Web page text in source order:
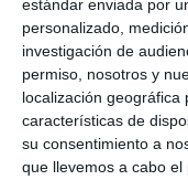
estándar enviada por
personalizado,
investigación de
permiso, nosotros y
localización geográfica
características de
su consentimiento a
que llevemos a cabo
de espera, fue un
que añadió que
para ampliar sus
móvil. Al respecto,
Ayuntamiento de